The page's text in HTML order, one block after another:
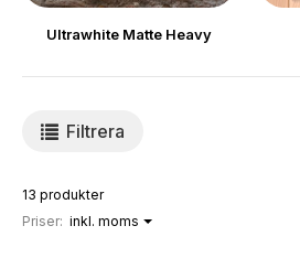
Ultrawhite Matte Heavy
Filtrera
13 produkter
Priser: inkl. moms